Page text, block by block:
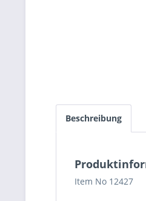
Beschreibung
Item No 12427